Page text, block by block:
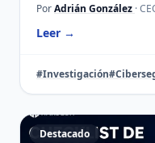
PorAdrián González ·
Leer →
#Investigación
Destacado